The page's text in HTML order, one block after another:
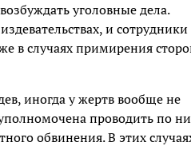
уголовные дела.
и сотрудники
в случаях примирения
иногда у жертв вообще не
проводить по
обвинения. В этих